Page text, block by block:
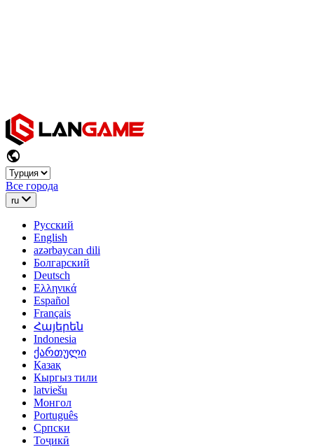
Все города
ru
Русский
English
azərbaycan dili
Болгарский
Deutsch
Ελληνικά
Español
Français
Հայերեն
Indonesia
ქართული
Қазақ
Кыргыз тили
latviešu
Монгол
Português
Српски
Тоҷикӣ